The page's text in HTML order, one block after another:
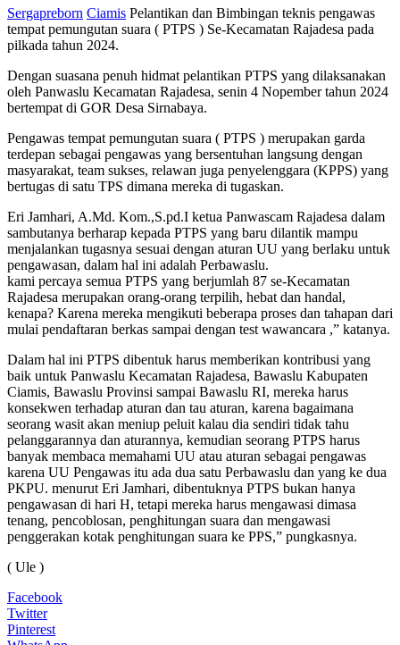
Sergapreborn Ciamis Pelantikan dan Bimbingan teknis pengawas
tempat pemungutan suara ( PTPS ) Se-Kecamatan Rajadesa pada
pilkada tahun 2024.
Dengan suasana penuh hidmat pelantikan PTPS yang dilaksanakan
oleh Panwaslu Kecamatan Rajadesa, senin 4 Nopember tahun 2024
bertempat di GOR Desa Sirnabaya.
Pengawas tempat pemungutan suara ( PTPS ) merupakan garda
terdepan sebagai pengawas yang bersentuhan langsung dengan
masyarakat, team sukses, relawan juga penyelenggara (KPPS) yang
bertugas di satu TPS dimana mereka di tugaskan.
Eri Jamhari, A.Md. Kom.,S.pd.I ketua Panwascam Rajadesa dalam
sambutanya berharap kepada PTPS yang baru dilantik mampu
menjalankan tugasnya sesuai dengan aturan UU yang berlaku untuk
pengawasan, dalam hal ini adalah Perbawaslu.
kami percaya semua PTPS yang berjumlah 87 se-Kecamatan
Rajadesa merupakan orang-orang terpilih, hebat dan handal,
kenapa? Karena mereka mengikuti beberapa proses dan tahapan dari
mulai pendaftaran berkas sampai dengan test wawancara ,” katanya.
Dalam hal ini PTPS dibentuk harus memberikan kontribusi yang
baik untuk Panwaslu Kecamatan Rajadesa, Bawaslu Kabupaten
Ciamis, Bawaslu Provinsi sampai Bawaslu RI, mereka harus
konsekwen terhadap aturan dan tau aturan, karena bagaimana
seorang wasit akan meniup peluit kalau dia sendiri tidak tahu
pelanggarannya dan aturannya, kemudian seorang PTPS harus
banyak membaca memahami UU atau aturan sebagai pengawas
karena UU Pengawas itu ada dua satu Perbawaslu dan yang ke dua
PKPU. menurut Eri Jamhari, dibentuknya PTPS bukan hanya
pengawasan di hari H, tetapi mereka harus mengawasi dimasa
tenang, pencoblosan, penghitungan suara dan mengawasi
penggerakan kotak penghitungan suara ke PPS,” pungkasnya.
( Ule )
Facebook
Twitter
Pinterest